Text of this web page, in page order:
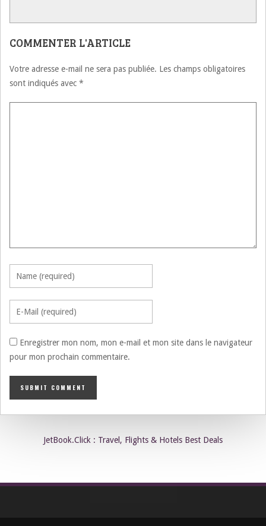
COMMENTER L'ARTICLE
Votre adresse e-mail ne sera pas publiée. Les champs obligatoires
sont indiqués avec *
Enregistrer mon nom, mon e-mail et mon site dans le navigateur
pour mon prochain commentaire.
JetBook.Click : Travel, Flights & Hotels Best Deals